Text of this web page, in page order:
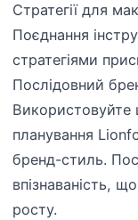
Стратегії для
Поєднання
стратегіями
Послідовний
Використовуйте
планування
бренд-стиль.
впізнаваність,
росту.